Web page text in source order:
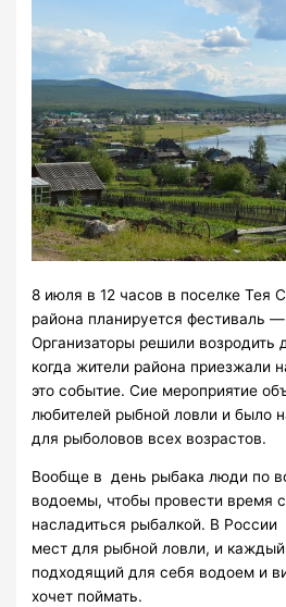
8 июля в 12 часов в поселке Тея
района планируется фестиваль
Организаторы решили
когда жители района приезжали
это событие. Сие мероприятие
любителей рыбной ловли и было
для рыболовов всех возрастов.
Вообще в день рыбака люди по
водоемы, чтобы провести время
насладиться рыбалкой. В России
мест для рыбной ловли, и
подходящий для себя водоем и
хочет поймать.